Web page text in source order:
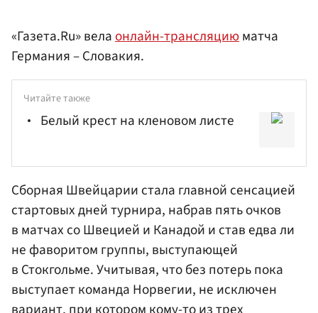
«Газета.Ru» велаонлайн-трансляциюматча
Германия – Словакия.
Читайте также
Белый крест на кленовом листе
Сборная Швейцарии стала главной сенсацией
стартовых дней турнира, набрав пять очков
в матчах со Швецией и Канадой и став едва ли
не фаворитом группы, выступающей
в Стокгольме. Учитывая, что без потерь пока
выступает команда Норвегии, не исключен